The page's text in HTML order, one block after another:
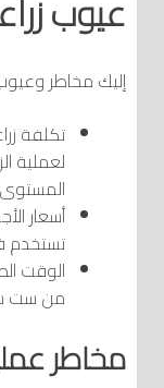
إليك مخاطر
تكلفة
لعملية
أسعار
تستخدم
الوقت
من ست
مخاطر